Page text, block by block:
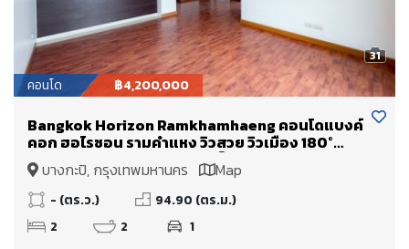
31
คอนโด ฿4,200,000
Bangkok Horizon Ramkhamhaeng คอนโดแบงค์
คอก ฮอไรซอน รามคำแหง วิวสวย วิวเมือง 180°
องศา วิวพาโนรามา ห้องนอนเห็นวิวทุกห้อง
บางกะปิ, กรุงเทพมหานคร Map
- (ตร.ว.)
94.90 (ตร.ม.)
2
2 1